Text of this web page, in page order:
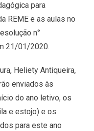
para
REME e as aulas no
n°
21/01/2020.
Heliety Antiqueira,
enviados às
do ano letivo, os
e estojo) e os
para este ano